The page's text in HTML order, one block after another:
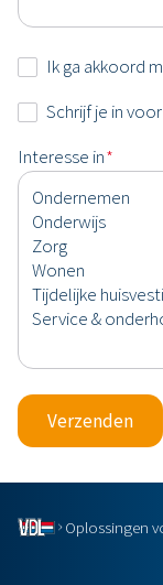
Instemming
Ik ga akkoord
Nieuwsbrief
Schrijf je in
Interesse in*
Verzenden
Oplossingen